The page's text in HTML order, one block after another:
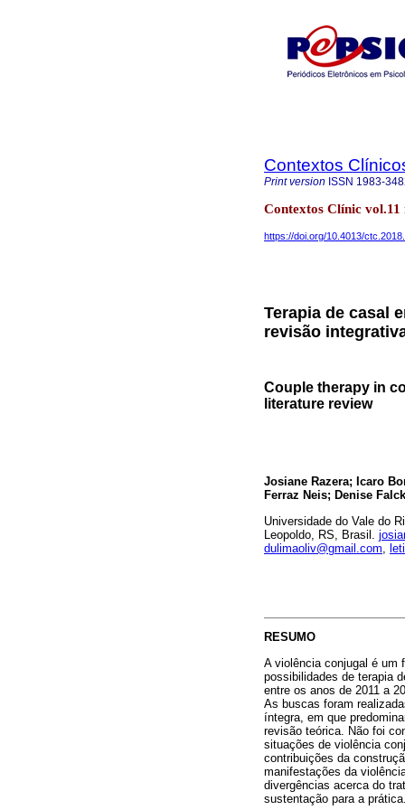
Contextos
Print version ISSN 1983-
Contextos Clínic vol.11
https://doi.org/10.4013/
Terapia de casal
revisão
Couple therapy in
literature review
Josiane Razera; Icaro
Ferraz Neis; Denise
Universidade do Vale do
Leopoldo, RS, Brasil.
dulimaoliv@gmail.com
RESUMO
A violência conjugal é um
possibilidades de terapia
entre os anos de 2011 a
As buscas foram
íntegra, em que
revisão teórica. Não foi
situações de violência
contribuições da
manifestações da
divergências acerca do
sustentação para a